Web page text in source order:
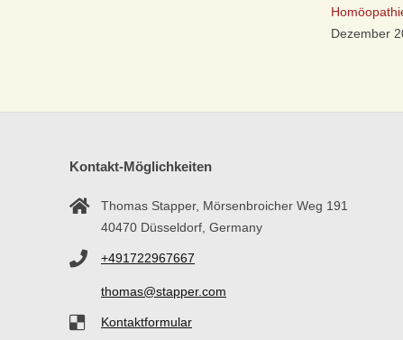
Dezember
Kontakt-Möglichkeiten
Thomas Stapper, Mörsenbroicher Weg 191
40470 Düsseldorf, Germany
+491722967667
thomas@stapper.com
Kontaktformular